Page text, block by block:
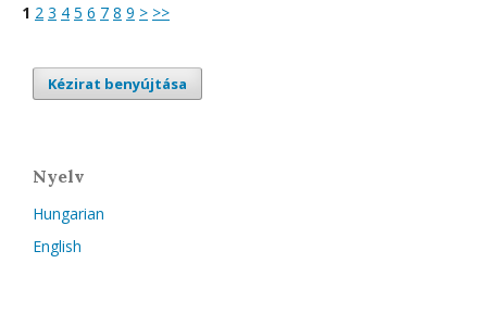
1 2 3 4 5 6 7 8 9 > >>
Kézirat benyújtása
Nyelv
Hungarian
English